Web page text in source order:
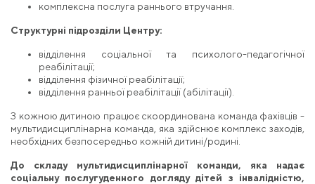
комплексна послуга раннього втручання.
Структурні підрозділи Центру:
відділення соціальної та психолого-педагогічної
реабілітації;
відділення фізичної реабілітації;
відділення ранньої реабілітації (абілітації).
З кожною дитиною працює скоординована команда фахівців -
мультидисциплінарна команда, яка здійснює комплекс заходів,
необхідних безпосередньо кожній дитині/родині.
До складу мультидисциплінарної команди, яка надає
соціальну послугуденного догляду дітей з інвалідністю,